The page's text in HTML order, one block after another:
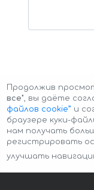
Авторские
Продолжив
все", вы даёте
файлов cookie” и
браузере куки-
нам получать
регистрировать
улучшать